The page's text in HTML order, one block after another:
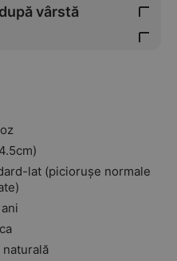
vârstă
lat (piciorușe normale
naturală